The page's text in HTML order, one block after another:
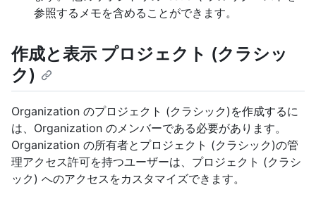
参照するメモを含めることができます。
作成と表示 プロジェクト (クラシッ
ク)
Organization のプロジェクト (クラシック)を作成するに
は、Organization のメンバーである必要があります。
Organization の所有者とプロジェクト (クラシック)の管
理アクセス許可を持つユーザーは、プロジェクト (クラシ
ック) へのアクセスをカスタマイズできます。